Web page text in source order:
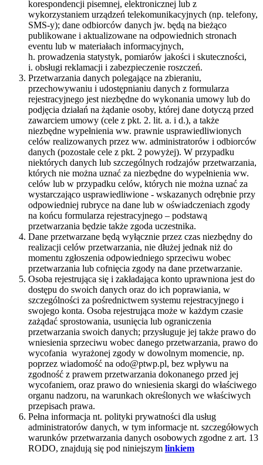
korespondencji pisemnej, elektronicznej lub z
wykorzystaniem urządzeń telekomunikacyjnych (np. telefony,
SMS-y); dane odbiorców danych jw. będą na bieżąco
publikowane i aktualizowane na odpowiednich stronach
eventu lub w materiałach informacyjnych,
h. prowadzenia statystyk, pomiarów jakości i skuteczności,
i. obsługi reklamacji i zabezpieczenie roszczeń.
Przetwarzania danych polegające na zbieraniu,
przechowywaniu i udostępnianiu danych z formularza
rejestracyjnego jest niezbędne do wykonania umowy lub do
podjęcia działań na żądanie osoby, której dane dotyczą przed
zawarciem umowy (cele z pkt. 2. lit. a. i d.), a także
niezbędne wypełnienia ww. prawnie usprawiedliwionych
celów realizowanych przez ww. administratorów i odbiorców
danych (pozostałe cele z pkt. 2 powyżej). W przypadku
niektórych danych lub szczególnych rodzajów przetwarzania,
których nie można uznać za niezbędne do wypełnienia ww.
celów lub w przypadku celów, których nie można uznać za
wystarczająco usprawiedliwione - wskazanych odrębnie przy
odpowiedniej rubryce na dane lub w oświadczeniach zgody
na końcu formularza rejestracyjnego – podstawą
przetwarzania będzie także zgoda uczestnika.
Dane przetwarzane będą wyłącznie przez czas niezbędny do
realizacji celów przetwarzania, nie dłużej jednak niż do
momentu zgłoszenia odpowiedniego sprzeciwu wobec
przetwarzania lub cofnięcia zgody na dane przetwarzanie.
Osoba rejestrująca się i zakładająca konto uprawniona jest do
dostępu do swoich danych oraz do ich poprawiania, w
szczególności za pośrednictwem systemu rejestracyjnego i
swojego konta. Osoba rejestrująca może w każdym czasie
zażądać sprostowania, usunięcia lub ograniczenia
przetwarzania swoich danych; przysługuje jej także prawo do
wniesienia sprzeciwu wobec danego przetwarzania, prawo do
wycofania wyrażonej zgody w dowolnym momencie, np.
poprzez wiadomość na odo@ptwp.pl, bez wpływu na
zgodność z prawem przetwarzania dokonanego przed jej
wycofaniem, oraz prawo do wniesienia skargi do właściwego
organu nadzoru, na warunkach określonych we właściwych
przepisach prawa.
Pełna informacja nt. polityki prywatności dla usług
administratorów danych, w tym informacje nt. szczegółowych
warunków przetwarzania danych osobowych zgodne z art. 13
RODO, znajdują się pod niniejszym linkiem